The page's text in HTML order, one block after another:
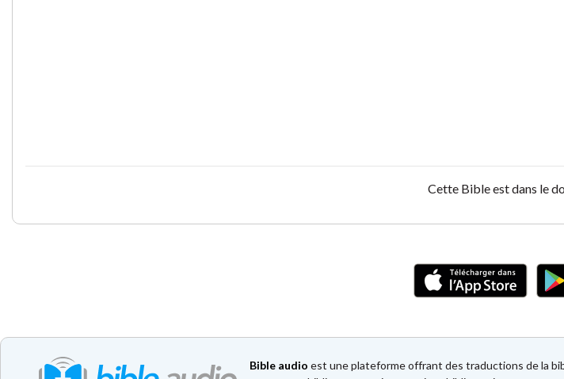
Cette Bible est dans le
Bible audio est une plateforme offrant des traductions de la